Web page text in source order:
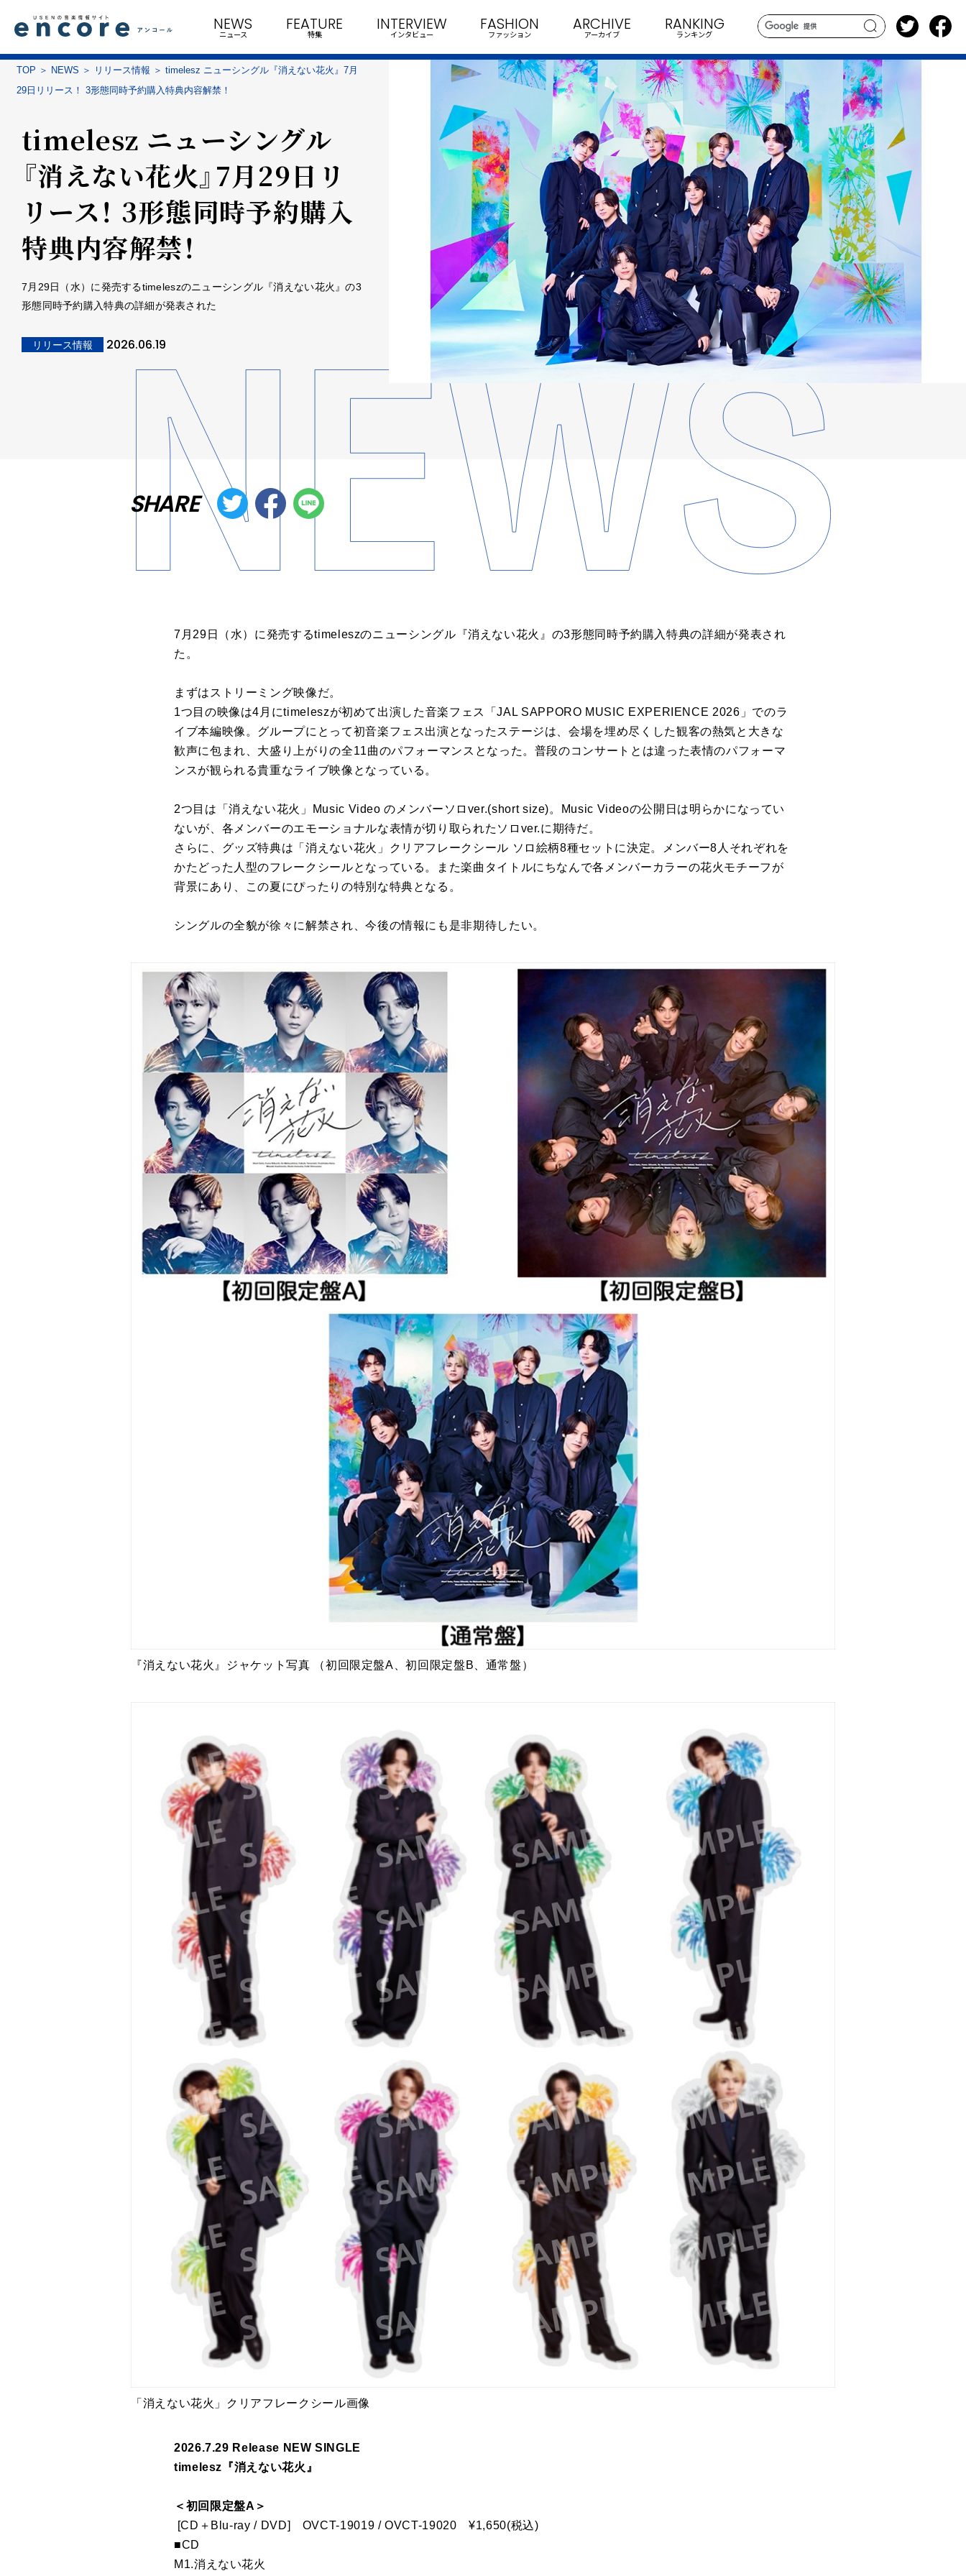
search
NEWS
ニュース
FEATURE
特集
INTERVIEW
インタビュー
FASHION
ファッション
ARCHIVE
アーカイブ
RANKING
ランキング
TOP NEWS リリース情報
timelesz ニューシングル『消えない花火』7月
29日リリース！ 3形態同時予約購入特典内容解禁！
timelesz ニューシングル
『消えない花火』7月29日リ
リース！ 3形態同時予約購入
特典内容解禁！
7月29日（水）に発売するtimeleszのニューシングル『消えない花火』の3
形態同時予約購入特典の詳細が発表された
リリース情報 2026.06.19
SHARE
7月29日（水）に発売するtimeleszのニューシングル『消えない花火』の3形態同時予約購入特典の詳細が発表され
た。
まずはストリーミング映像だ。
1つ目の映像は4月にtimeleszが初めて出演した音楽フェス「JAL SAPPORO MUSIC EXPERIENCE 2026」でのラ
イブ本編映像。グループにとって初音楽フェス出演となったステージは、会場を埋め尽くした観客の熱気と大きな
歓声に包まれ、大盛り上がりの全11曲のパフォーマンスとなった。普段のコンサートとは違った表情のパフォーマ
ンスが観られる貴重なライブ映像となっている。
2つ目は「消えない花火」Music Video のメンバーソロver.(short size)。Music Videoの公開日は明らかになってい
ないが、各メンバーのエモーショナルな表情が切り取られたソロver.に期待だ。
さらに、グッズ特典は「消えない花火」クリアフレークシール ソロ絵柄8種セットに決定。メンバー8人それぞれを
かたどった人型のフレークシールとなっている。また楽曲タイトルにちなんで各メンバーカラーの花火モチーフが
背景にあり、この夏にぴったりの特別な特典となる。
シングルの全貌が徐々に解禁され、今後の情報にも是非期待したい。
『消えない花火』ジャケット写真 （初回限定盤A、初回限定盤B、通常盤）
「消えない花火」クリアフレークシール画像
2026.7.29 Release NEW SINGLE
timelesz『消えない花火』
＜初回限定盤A＞
[CD＋Blu-ray / DVD] OVCT-19019 / OVCT-19020 ¥1,650(税込)
■CD
M1.消えない花火